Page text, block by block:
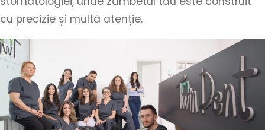
cu precizie și multă atenție.